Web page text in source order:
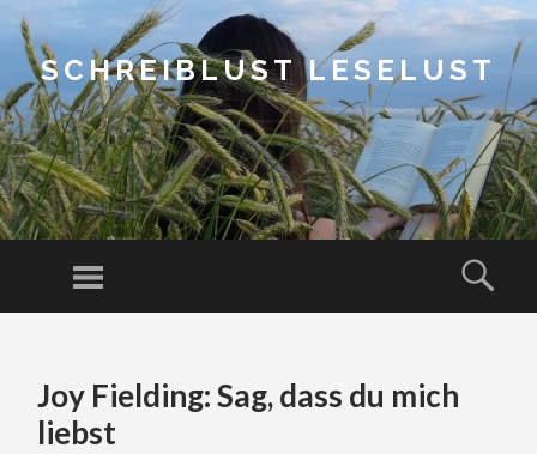
SCHREIBLUST LESELUST
Menu
CONTENT
Joy Fielding: Sag, dass du mich
liebst